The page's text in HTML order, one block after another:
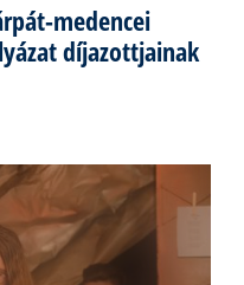
medencei
díjazottjainak